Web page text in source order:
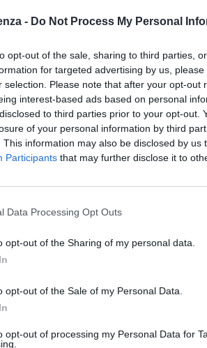
- Do Not Process My Personal
opt-out of the sale, sharing to third parties,
for targeted advertising by us,
selection. Please note that after your opt-out
interest-based ads based on personal
to third parties prior to your opt-out.
of your personal information by third
This information may also be disclosed by us
Participants that may further disclose it to
Data Processing Opt Outs
opt-out of the Sharing of my personal data.
opt-out of the Sale of my Personal Data.
opt-out of processing my Personal Data for
Advertisement -
qualunque titolo delle testate che ho
tutti vanno gli auguri per tutto l’anno
Viva BankInVeneto, LaPiù Tv